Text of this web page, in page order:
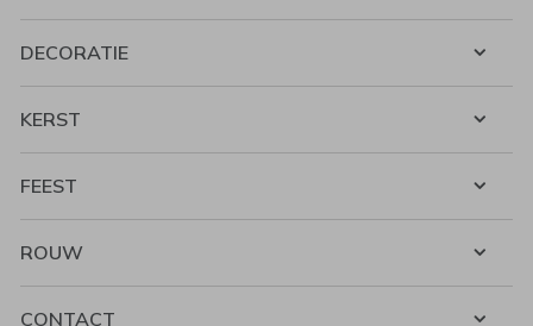
DECORATIE
KERST
FEEST
ROUW
CONTACT